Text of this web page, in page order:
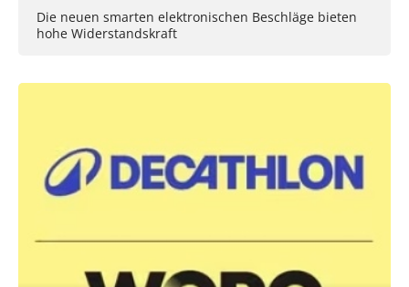
Die neuen smarten elektronischen Beschläge bieten
hohe Widerstandskraft